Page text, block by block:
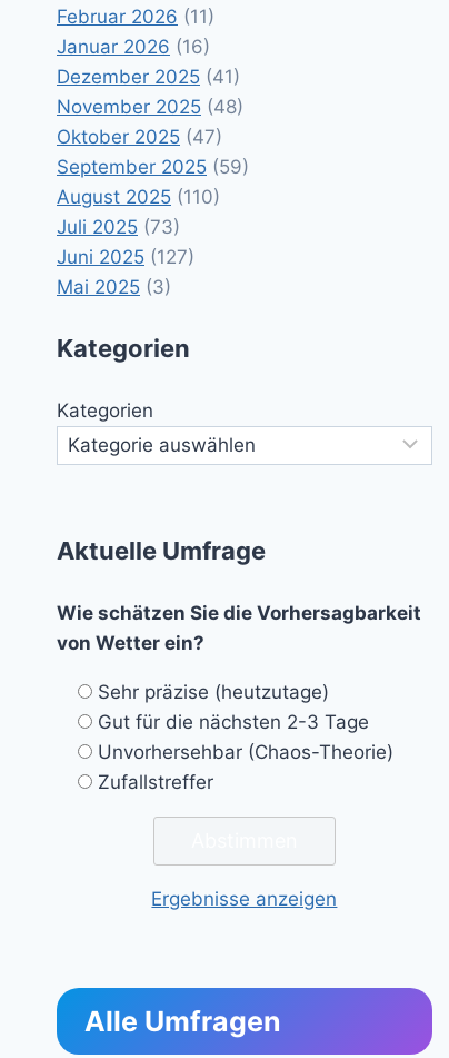
Februar 2026 (11)
Januar 2026 (16)
Dezember 2025 (41)
November 2025 (48)
Oktober 2025 (47)
September 2025 (59)
August 2025 (110)
Juli 2025 (73)
Juni 2025 (127)
Mai 2025 (3)
Kategorien
Kategorien
Aktuelle Umfrage
Wie schätzen Sie die Vorhersagbarkeit
von Wetter ein?
Sehr präzise (heutzutage)
Gut für die nächsten 2-3 Tage
Unvorhersehbar (Chaos-Theorie)
Zufallstreffer
Ergebnisse anzeigen
Alle Umfragen